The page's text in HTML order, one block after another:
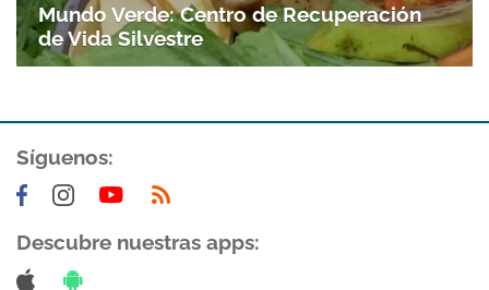
Mundo Verde: Centro de Recuperación
de Vida Silvestre
Síguenos:
Descubre nuestras apps: